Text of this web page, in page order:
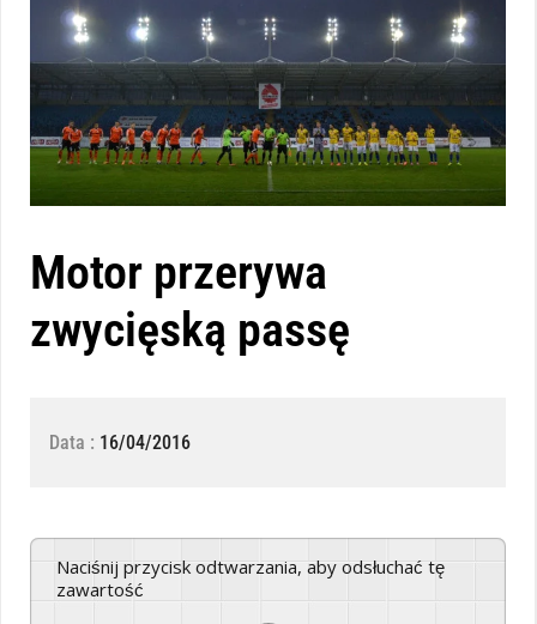
Motor przerywa
zwycięską passę
Data : 16/04/2016
Naciśnij przycisk odtwarzania, aby odsłuchać tę
zawartość